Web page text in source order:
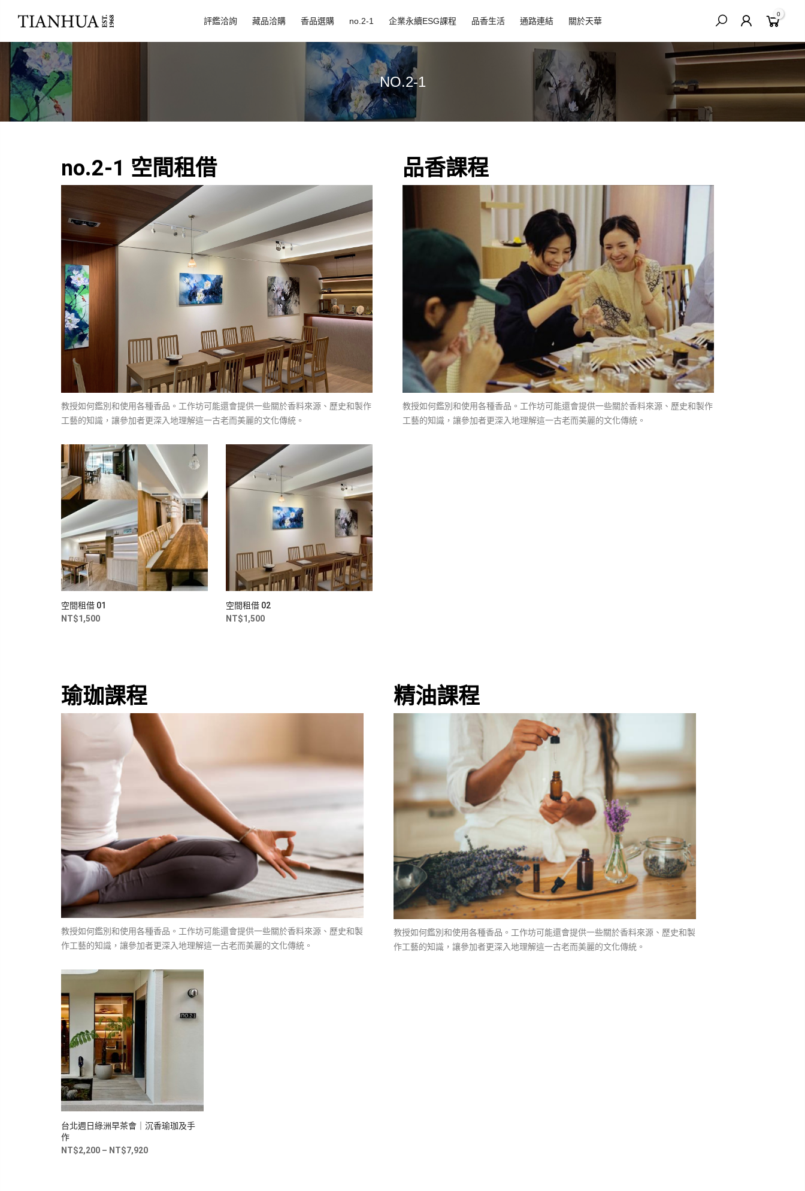
評鑑洽詢 藏品洽購 香品選購 no.2-1 企業永續ESG課程 品香生活 通路連結 關於天華
0
NO.2-1
no.2-1 空間租借
教授如何鑑別和使用各種香品。工作坊可能還會提供一些關於香料來源、歷史和製作
工藝的知識，讓參加者更深入地理解這一古老而美麗的文化傳統。
空間租借 01
NT$1,500
空間租借 02
NT$1,500
品香課程
教授如何鑑別和使用各種香品。工作坊可能還會提供一些關於香料來源、歷史和製作
工藝的知識，讓參加者更深入地理解這一古老而美麗的文化傳統。
瑜珈課程
教授如何鑑別和使用各種香品。工作坊可能還會提供一些關於香料來源、歷史和製
作工藝的知識，讓參加者更深入地理解這一古老而美麗的文化傳統。
台北週日綠洲早茶會｜沉香瑜珈及手
作
NT$2,200 – NT$7,920
精油課程
教授如何鑑別和使用各種香品。工作坊可能還會提供一些關於香料來源、歷史和製
作工藝的知識，讓參加者更深入地理解這一古老而美麗的文化傳統。